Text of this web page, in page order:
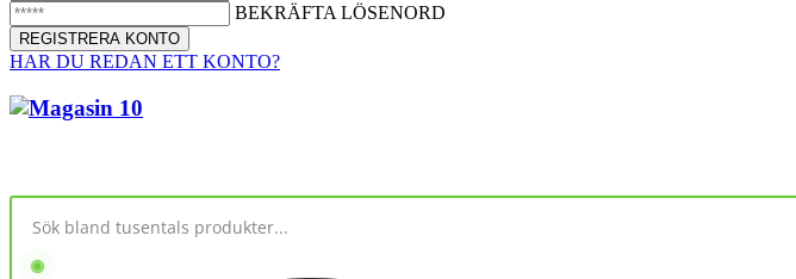
BEKRÄFTA LÖSENORD
HAR DU REDAN ETT KONTO?